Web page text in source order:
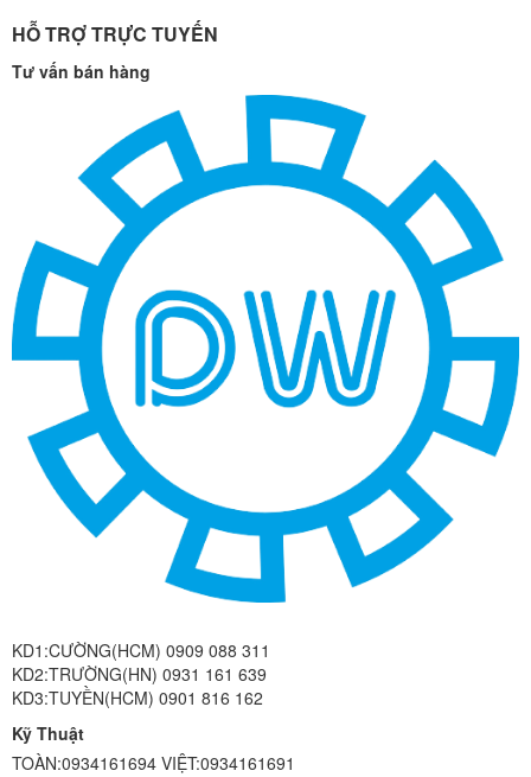
HỖ TRỢ TRỰC TUYẾN
Tư vấn bán hàng
KD1:CƯỜNG(HCM) 0909 088 311
KD2:TRƯỜNG(HN) 0931 161 639
KD3:TUYỀN(HCM) 0901 816 162
Kỹ Thuật
TOÀN:0934161694 VIỆT:0934161691